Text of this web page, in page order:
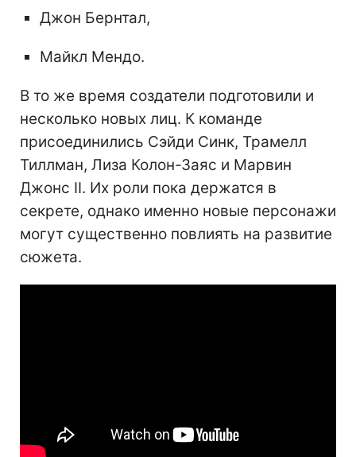
Джон Бернтал,
Майкл Мендо.
В то же время создатели подготовили и
несколько новых лиц. К команде
присоединились Сэйди Синк, Трамелл
Тиллман, Лиза Колон-Заяс и Марвин
Джонс II. Их роли пока держатся в
секрете, однако именно новые персонажи
могут существенно повлиять на развитие
сюжета.